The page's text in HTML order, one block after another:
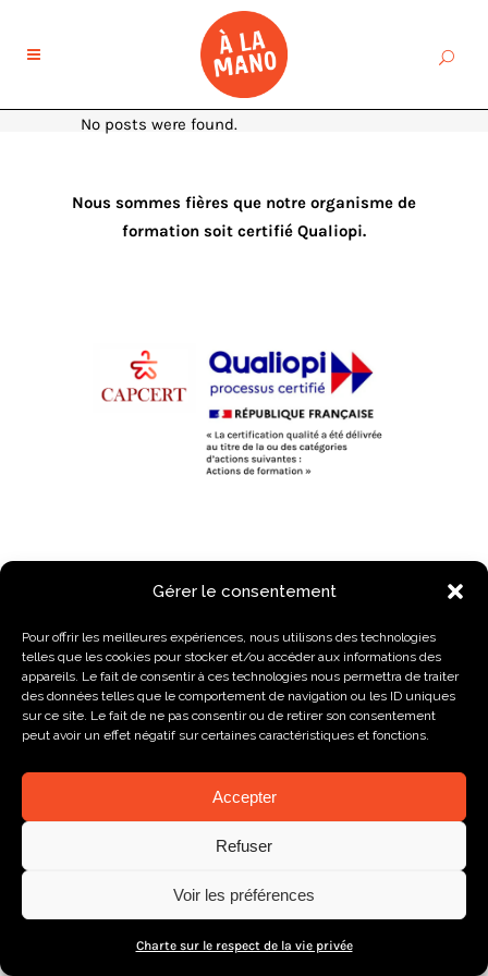
Gérer le consentement
Pour offrir les meilleures expériences, nous utilisons des technologies
telles que les cookies pour stocker et/ou accéder aux informations des
appareils. Le fait de consentir à ces technologies nous permettra de traiter
des données telles que le comportement de navigation ou les ID uniques
sur ce site. Le fait de ne pas consentir ou de retirer son consentement
peut avoir un effet négatif sur certaines caractéristiques et fonctions.
Accepter
Refuser
Voir les préférences
Charte sur le respect de la vie privée
No posts were found.
Nous sommes fières que notre organisme de
formation soit certifié Qualiopi.
Nous contacter
Charte de vie privée